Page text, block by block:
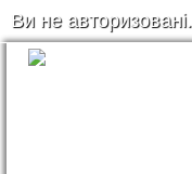
Ви не